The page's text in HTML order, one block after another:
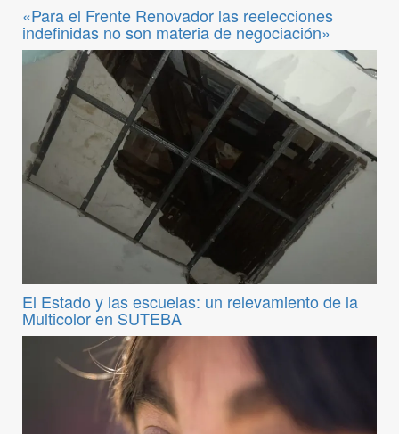
«Para el Frente Renovador las reelecciones
indefinidas no son materia de negociación»
El Estado y las escuelas: un relevamiento de la
Multicolor en SUTEBA